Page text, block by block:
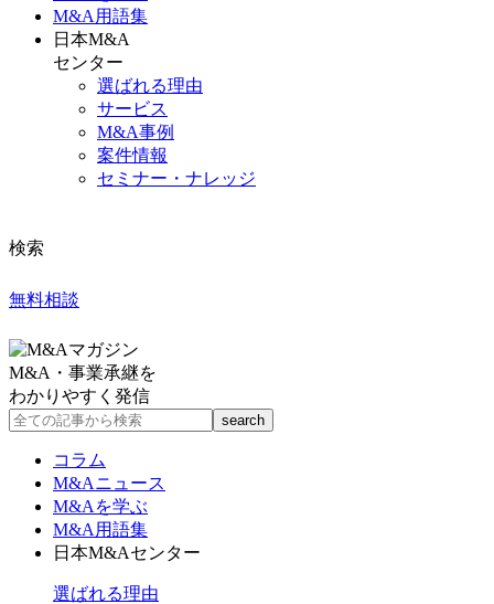
M&A 用語集
日本M&A
センター
選ばれる理由
サービス
M&A事例
案件情報
セミナー・ナレッジ
検索
無料相談
M&A・事業承継を
わかりやすく発信
コラム
M&Aニュース
M&Aを学ぶ
M&A用語集
日本M&Aセンター
選ばれる理由